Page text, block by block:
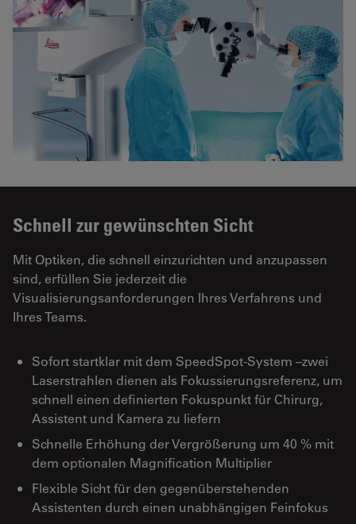
Schnell zur gewünschten Sicht
Mit Optiken, die schnell einzurichten und anzupassen
sind, erfüllen Sie jederzeit die
Visualisierungsanforderungen Ihres Verfahrens und
Ihres Teams.
Sofort startklar mit dem SpeedSpot-System –zwei
Laserstrahlen dienen als Fokussierungsreferenz, um
schnell einen definierten Fokuspunkt für Chirurg,
Assistent und Kamera zu liefern
Schnelle Erhöhung der Vergrößerung um 40 % mit
dem optionalen Magnification Multiplier
Flexible Sicht für den gegenüberstehenden
Assistenten durch einen unabhängigen Feinfokus